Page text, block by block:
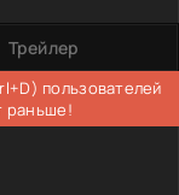
Трейлер
пользователей
раньше!